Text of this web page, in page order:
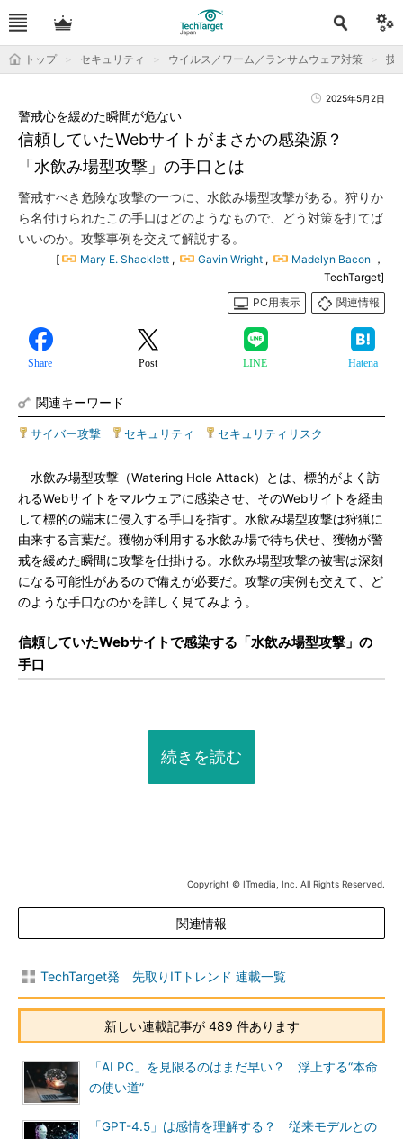
トップ セキュリティ ウイルス／ワーム／ランサムウェア対策 技
2025年5月2日
信頼していたWebサイトがまさかの感染源？
「水飲み場型攻撃」の手口とは
警戒心を緩めた瞬間が危ない
警戒すべき危険な攻撃の一つに、水飲み場型攻撃がある。狩りか
ら名付けられたこの手口はどのようなもので、どう対策を打てば
いいのか。攻撃事例を交えて解説する。
[ Mary E. Shacklett , Gavin Wright , Madelyn Bacon ，
TechTarget]
PC用表示
関連情報
Share Post LINE Hatena
関連キーワード
サイバー攻撃 セキュリティ セキュリティリスク
水飲み場型攻撃（Watering Hole Attack）とは、標的がよく訪
れるWebサイトをマルウェアに感染させ、そのWebサイトを経由
して標的の端末に侵入する手口を指す。水飲み場型攻撃は狩猟に
由来する言葉だ。獲物が利用する水飲み場で待ち伏せ、獲物が警
戒を緩めた瞬間に攻撃を仕掛ける。水飲み場型攻撃の被害は深刻
になる可能性があるので備えが必要だ。攻撃の実例も交えて、ど
のような手口なのかを詳しく見てみよう。
信頼していたWebサイトで感染する「水飲み場型攻撃」の
手口
続きを読む
Copyright © ITmedia, Inc. All Rights Reserved.
関連情報
TechTarget発 先取りITトレンド 連載一覧
新しい連載記事が 489 件あります
「AI PC」を見限るのはまだ早い？ 浮上する“本命
の使い道”
「GPT-4.5」は感情を理解する？ 従来モデルとの